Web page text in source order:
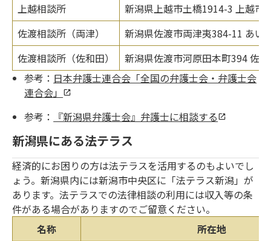
上越相談所
新潟県上越市土橋1914-3 上越市
佐渡相談所（両津）
新潟県佐渡市両津夷384-11 あい
佐渡相談所（佐和田）
新潟県佐渡市河原田本町394 佐
参考： 日本弁護士連合会「全国の弁護士会・弁護士会
連合会」
参考：
『新潟県弁護士会』弁護士に相談する
新潟県にある法テラス
経済的にお困りの方は法テラスを活用するのもよいでし
ょう。新潟県内には新潟市中央区に「法テラス新潟」が
あります。法テラスでの法律相談の利用には収入等の条
件がある場合がありますのでご留意ください。
名称
所在地